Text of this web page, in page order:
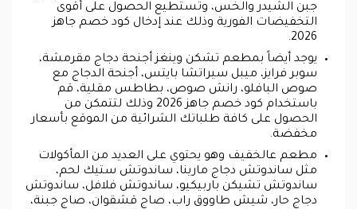
جبن الشيدر والخس، وتستطيع الحصول على أقوى
التخفيضات الفورية وذلك عند إدخال كود خصم جاهز
2026.
يوجد أيضاً بمطعم تشكن وينغز أجنحة دجاج مقرمشة،
سوبر فرايز، ميبل سيراتشا بايتس، أجنحة الدجاج مع
صوص البافلو، رانش صوص، بطاطس مقلية، قم
باستخدام كود خصم جاهز 2026 وذلك لتتمكن من
الحصول على كافة طلباتك الشرائية من الموقع بأسعار
مخفضة.
مطعم عالخفيف وهو يحتوي على العديد من المأكولات
مثل ساندوتش دجاج مارينا، ساندوتش ستيك لحم،
ساندوتش تشيكن باربيكيو، ساندوتش فلافل، ساندوتش
دجاج حار، شيش طاووق راب، صاج قشقوان، صاج جبنة،